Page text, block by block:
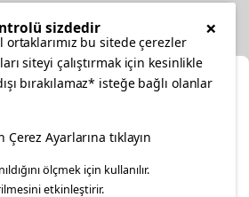
pinterestyoutube
content specific to your delivery
×
sizdedir
bu sitede çerezler
siteyi çalıştırmak için kesinlikle
bırakılamaz* isteğe bağlı olanlar
Ayarlarına tıklayın
ölçmek için kullanılır.
etkinleştirir.